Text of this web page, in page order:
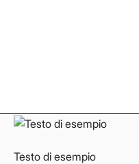
Testo di esempio